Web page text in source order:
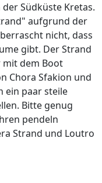
Südküste Kretas.
aufgrund der
nicht, dass
gibt. Der Strand
mit dem Boot
Chora Sfakion und
ein paar steile
Bitte genug
pendeln
Strand und Loutro